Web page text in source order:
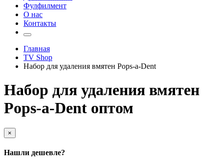
Фулфилмент
О нас
Контакты
Главная
TV Shop
Набор для удаления вмятен Pops-a-Dent
Набор для удаления вмятен
Pops-a-Dent оптом
×
Нашли дешевле?